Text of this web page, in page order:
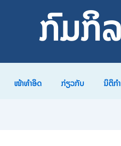
ກົມກິ
ໜ້າທຳອິດ ກ່ຽວກັບ ນິຕິກຳ